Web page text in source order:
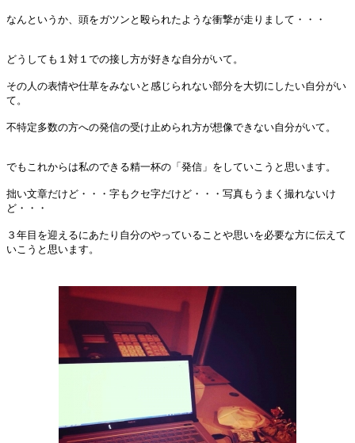
なんというか、頭をガツンと殴られたような衝撃が走りまして・・・
どうしても１対１での接し方が好きな自分がいて。
その人の表情や仕草をみないと感じられない部分を大切にしたい自分がい
て。
不特定多数の方への発信の受け止められ方が想像できない自分がいて。
でもこれからは私のできる精一杯の「発信」をしていこうと思います。
拙い文章だけど・・・字もクセ字だけど・・・写真もうまく撮れないけ
ど・・・
３年目を迎えるにあたり自分のやっていることや思いを必要な方に伝えて
いこうと思います。